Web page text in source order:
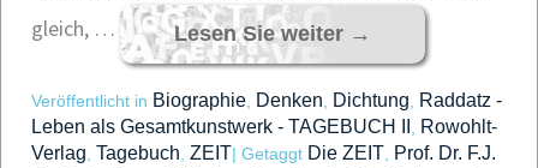
gleich, …
Lesen Sie weiter →
Veröffentlicht in Biographie Denken Dichtung
Raddatz -
Leben als Gesamtkunstwerk - TAGEBUCH II
Rowohlt-
Verlag Tagebuch ZEIT| Getaggt Die ZEIT Prof. Dr. F.J.